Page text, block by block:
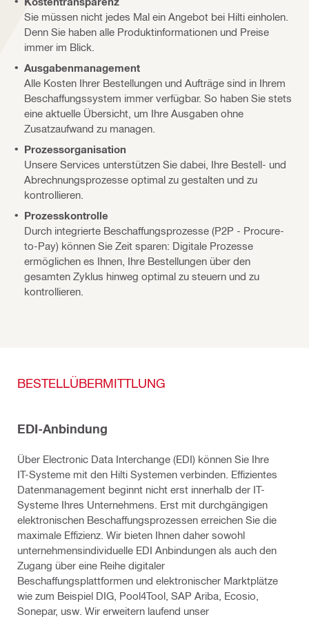
Sie müssen nicht jedes Mal ein Angebot bei Hilti einholen.
Denn Sie haben alle Produktinformationen und Preise
immer im Blick.
Ausgabenmanagement
Alle Kosten Ihrer Bestellungen und Aufträge sind in Ihrem
Beschaffungssystem immer verfügbar. So haben Sie stets
eine aktuelle Übersicht, um Ihre Ausgaben ohne
Zusatzaufwand zu managen.
Prozessorganisation
Unsere Services unterstützen Sie dabei, Ihre Bestell- und
Abrechnungsprozesse optimal zu gestalten und zu
kontrollieren.
Prozesskontrolle
Durch integrierte Beschaffungsprozesse (P2P - Procure-
to-Pay) können Sie Zeit sparen: Digitale Prozesse
ermöglichen es Ihnen, Ihre Bestellungen über den
gesamten Zyklus hinweg optimal zu steuern und zu
kontrollieren.
BESTELLÜBERMITTLUNG
EDI-Anbindung
Über Electronic Data Interchange (EDI) können Sie Ihre
IT-Systeme mit den Hilti Systemen verbinden. Effizientes
Datenmanagement beginnt nicht erst innerhalb der IT-
Systeme Ihres Unternehmens. Erst mit durchgängigen
elektronischen Beschaffungsprozessen erreichen Sie die
maximale Effizienz. Wir bieten Ihnen daher sowohl
unternehmensindividuelle EDI Anbindungen als auch den
Zugang über eine Reihe digitaler
Beschaffungsplattformen und elektronischer Marktplätze
wie zum Beispiel DIG, Pool4Tool, SAP Ariba, Ecosio,
Sonepar, usw. Wir erweitern laufend unser